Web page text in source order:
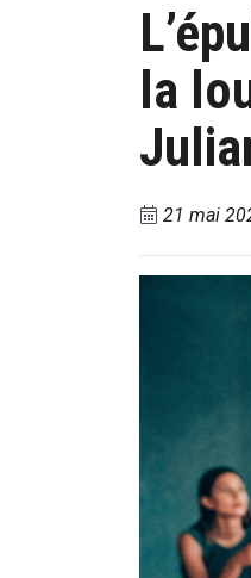
la
21 mai